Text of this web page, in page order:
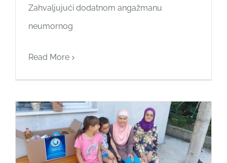
Zahvaljujući dodatnom angažmanu
neumornog
Read More